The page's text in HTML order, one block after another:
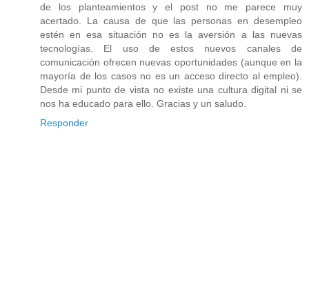
de los planteamientos y el post no me parece muy
acertado. La causa de que las personas en desempleo
estén en esa situación no es la aversión a las nuevas
tecnologías. El uso de estos nuevos canales de
comunicación ofrecen nuevas oportunidades (aunque en la
mayoría de los casos no es un acceso directo al empleo).
Desde mi punto de vista no existe una cultura digital ni se
nos ha educado para ello. Gracias y un saludo.
Responder